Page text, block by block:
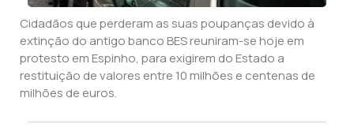
Cidadãos que perderam as suas poupanças devido à
extinção do antigo banco BES reuniram-se hoje em
protesto em Espinho, para exigirem do Estado a
restituição de valores entre 10 milhões e centenas de
milhões de euros.